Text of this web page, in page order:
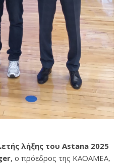
λήξης του Astana 2025
, ο πρόεδρος της ΚΑΟΑΜΕΑ,